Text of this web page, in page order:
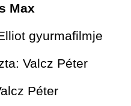
Max
gyurmafilmje
Valcz Péter
Péter